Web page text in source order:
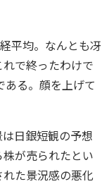
平均。なんとも冴
で終ったわけで
ある。顔を上げて
日銀短観の予想
が売られたとい
た景況感の悪化